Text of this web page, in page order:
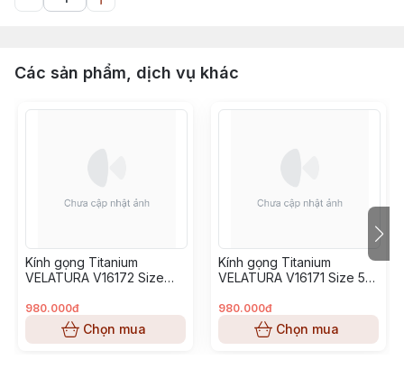
Các sản phẩm, dịch vụ khác
Kính gọng Titanium
VELATURA V16172 Size
980.000đ
Chọn mua
Kính gọng Titanium
VELATURA V16171 Size 53-
980.000đ
Chọn mua